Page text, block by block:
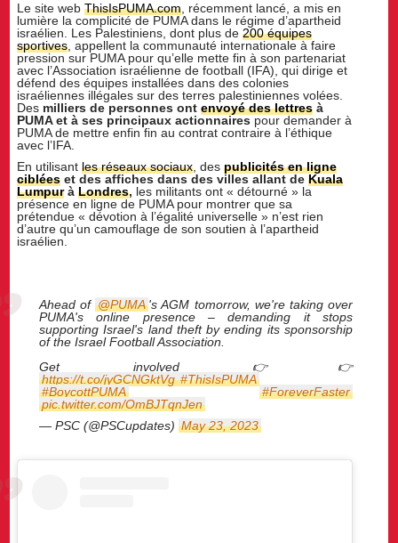
Le site webThisIsPUMA.com , récemment lancé, a mis en
lumière la complicité de PUMA dans le régime d’apartheid
israélien. Les Palestiniens, dont plus de200 équipes
sportives , appellent la communauté internationale à faire
pression sur PUMA pour qu’elle mette fin à son partenariat
avec l’Association israélienne de football (IFA), qui dirige et
défend des équipes installées dans des colonies
israéliennes illégales sur des terres palestiniennes volées.
Des milliers de personnes ontenvoyé des lettres à
PUMA et à ses principaux actionnaires pour demander à
PUMA de mettre enfin fin au contrat contraire à l’éthique
avec l’IFA.
En utilisantles réseaux sociaux , despublicités en ligne
ciblées et des affiches dans des villes allant deKuala
LumpuràLondres, les militants ont « détourné » la
présence en ligne de PUMA pour montrer que sa
prétendue « dévotion à l’égalité universelle » n’est rien
d’autre qu’un camouflage de son soutien à l’apartheid
israélien.
Ahead of@PUMA 's AGM tomorrow, we're taking over
PUMA's online presence – demanding it stops
supporting Israel's land theft by ending its sponsorship
of the Israel Football Association.
Get involved 👉👉
https://t.co/jyGCNGktVg #ThisIsPUMA
#BoycottPUMA
#ForeverFaster
pic.twitter.com/OmBJTqnJen
— PSC (@PSCupdates)May 23, 2023